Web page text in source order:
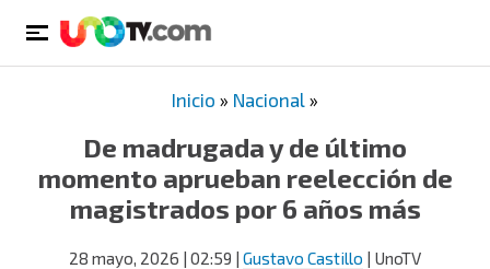
Inicio » Nacional »
De madrugada y de último
momento aprueban reelección de
magistrados por 6 años más
28 mayo, 2026 | 02:59 | Gustavo Castillo | UnoTV